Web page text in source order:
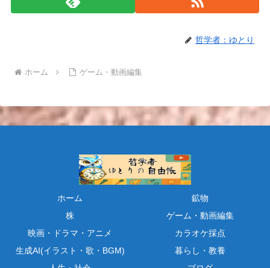
哲学者：ゆとり
ホーム ゲーム・動画編集
ホーム
鉱物
株
ゲーム・動画編集
映画・ドラマ・アニメ
カラオケ採点
生成AI(イラスト・歌・BGM)
暮らし・教養